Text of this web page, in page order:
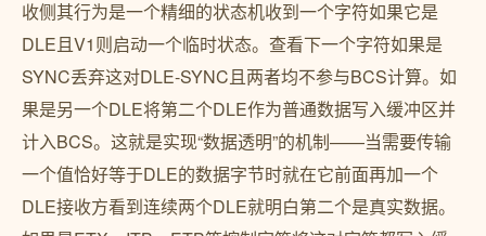
收侧其行为是一个精细的状态机收到一个字符如果它是
DLE且V1则启动一个临时状态。查看下一个字符如果是
SYNC丢弃这对DLE-SYNC且两者均不参与BCS计算。如
果是另一个DLE将第二个DLE作为普通数据写入缓冲区并
计入BCS。这就是实现“数据透明”的机制——当需要传输
一个值恰好等于DLE的数据字节时就在它前面再加一个
DLE接收方看到连续两个DLE就明白第二个是真实数据。